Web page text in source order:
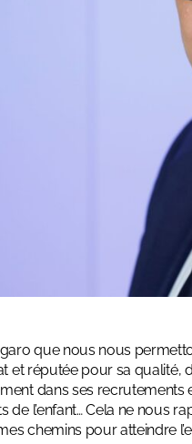
que nous nous
et réputée pour sa qualité,
dans ses
de l’enfant… Cela ne nous
chemins pour atteindre